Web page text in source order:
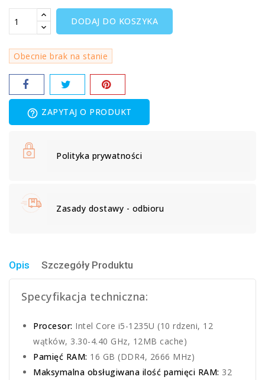
DODAJ DO KOSZYKA
Obecnie brak na stanie
help_outline ZAPYTAJ O PRODUKT
Polityka prywatności
Zasady dostawy - odbioru
Opis Szczegóły Produktu
Specyfikacja techniczna:
Procesor: Intel Core i5-1235U (10 rdzeni, 12
wątków, 3.30-4.40 GHz, 12MB cache)
Pamięć RAM: 16 GB (DDR4, 2666 MHz)
Maksymalna obsługiwana ilość pamięci RAM: 32